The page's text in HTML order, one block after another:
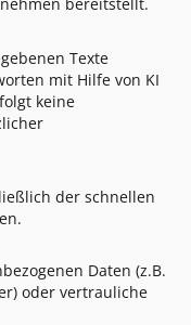
Texte
mit Hilfe von KI
keine
der schnellen
Daten (z.B.
oder vertrauliche